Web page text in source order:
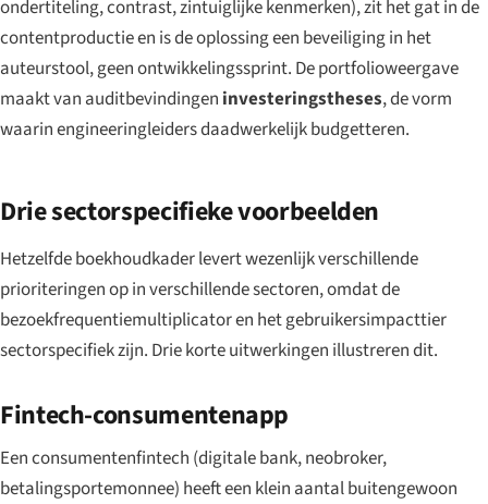
ondertiteling, contrast, zintuiglijke kenmerken), zit het gat in de
contentproductie en is de oplossing een beveiliging in het
auteurstool, geen ontwikkelingssprint. De portfolioweergave
maakt van auditbevindingen investeringstheses, de vorm
waarin engineeringleiders daadwerkelijk budgetteren.
Drie sectorspecifieke voorbeelden
Hetzelfde boekhoudkader levert wezenlijk verschillende
prioriteringen op in verschillende sectoren, omdat de
bezoekfrequentiemultiplicator en het gebruikersimpacttier
sectorspecifiek zijn. Drie korte uitwerkingen illustreren dit.
Fintech-consumentenapp
Een consumentenfintech (digitale bank, neobroker,
betalingsportemonnee) heeft een klein aantal buitengewoon